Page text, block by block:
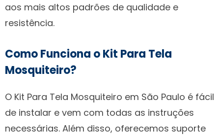
aos mais altos padrões de qualidade e
resistência.
Como Funciona o Kit Para Tela
Mosquiteiro?
O Kit Para Tela Mosquiteiro em São Paulo é fácil
de instalar e vem com todas as instruções
necessárias. Além disso, oferecemos suporte